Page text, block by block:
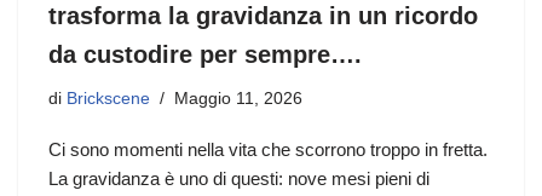
trasforma la gravidanza in un ricordo
da custodire per sempre….
di Brickscene Maggio 11, 2026
Ci sono momenti nella vita che scorrono troppo in fretta.
La gravidanza è uno di questi: nove mesi pieni di